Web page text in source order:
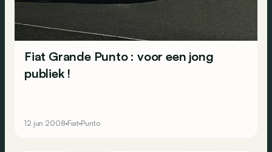
Fiat Grande Punto : voor een jong
publiek !
12 jun 2008 Fiat Punto